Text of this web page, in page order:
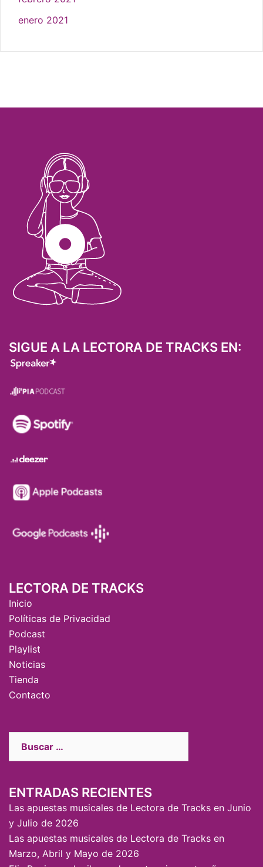
enero 2021
SIGUE A LA LECTORA DE TRACKS EN:
LECTORA DE TRACKS
Inicio
Políticas de Privacidad
Podcast
Playlist
Noticias
Tienda
Contacto
ENTRADAS RECIENTES
Las apuestas musicales de Lectora de Tracks en Junio
y Julio de 2026
Las apuestas musicales de Lectora de Tracks en
Marzo, Abril y Mayo de 2026